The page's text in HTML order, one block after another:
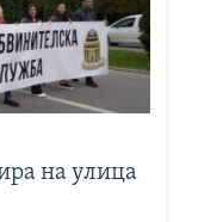
на улица